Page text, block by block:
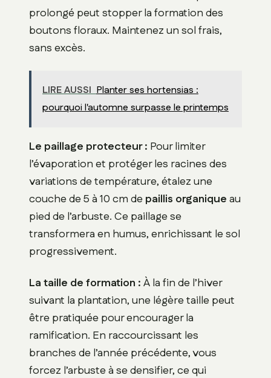
prolongé peut stopper la formation des
boutons floraux. Maintenez un sol frais,
sans excès.
LIRE AUSSI Planter ses hortensias :
pourquoi l'automne surpasse le printemps
Le paillage protecteur : Pour limiter
l’évaporation et protéger les racines des
variations de température, étalez une
couche de 5 à 10 cm depaillis organiqueau
pied de l’arbuste. Ce paillage se
transformera en humus, enrichissant le sol
progressivement.
La taille de formation :À la fin de l’hiver
suivant la plantation, une légère taille peut
être pratiquée pour encourager la
ramification. En raccourcissant les
branches de l’année précédente, vous
forcez l’arbuste à se densifier, ce qui